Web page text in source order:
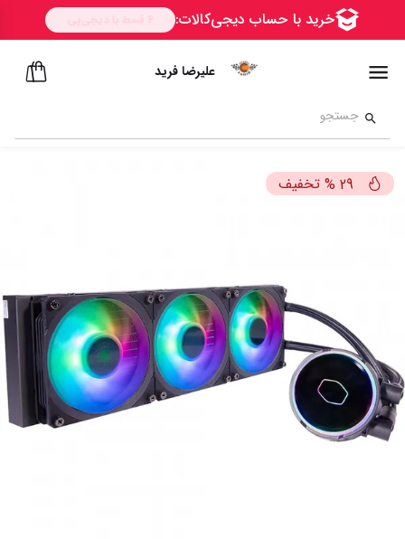
علیرضا فرید
29
% تخفیف